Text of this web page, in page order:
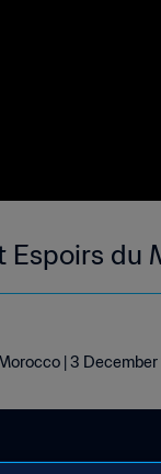
Espoirs du
| 3